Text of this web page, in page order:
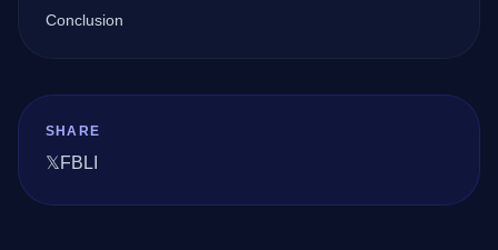
Login
Conclusion
SHARE
𝕏 FB LI